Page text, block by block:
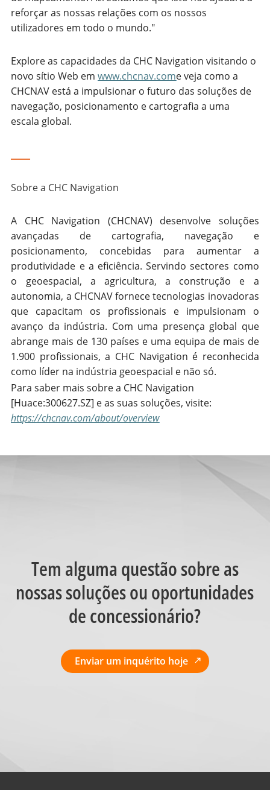
reforçar as nossas relações com os nossos
utilizadores em todo o mundo."
Explore as capacidades da CHC Navigation visitando o
novo sítio Web emwww.chcnav.come veja como a
CHCNAV está a impulsionar o futuro das soluções de
navegação, posicionamento e cartografia a uma
escala global.
Sobre a CHC Navigation
A CHC Navigation (CHCNAV) desenvolve soluções
avançadas de cartografia, navegação e
posicionamento, concebidas para aumentar a
produtividade e a eficiência. Servindo sectores como
o geoespacial, a agricultura, a construção e a
autonomia, a CHCNAV fornece tecnologias inovadoras
que capacitam os profissionais e impulsionam o
avanço da indústria. Com uma presença global que
abrange mais de 130 países e uma equipa de mais de
1.900 profissionais, a CHC Navigation é reconhecida
como líder na indústria geoespacial e não só.
Para saber mais sobre a CHC Navigation
[Huace:300627.SZ] e as suas soluções, visite:
https://chcnav.com/about/overview
Tem alguma questão sobre as
nossas soluções ou oportunidades
de concessionário?
Enviar um inquérito hoje